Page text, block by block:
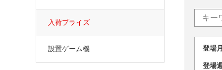
登
登
入荷プライズ
設置ゲーム機